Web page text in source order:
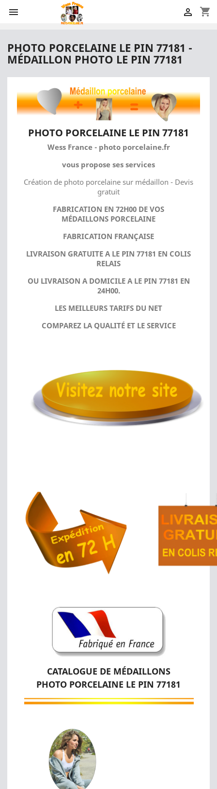
 shopping_cart

PHOTO PORCELAINE LE PIN 77181 -
MÉDAILLON PHOTO LE PIN 77181
PHOTO PORCELAINE LE PIN 77181
Wess France - photo porcelaine.fr
vous propose ses services
Création de photo porcelaine sur médaillon - Devis
gratuit
FABRICATION EN 72H00 DE VOS
MÉDAILLONS PORCELAINE
FABRICATION FRANÇAISE
LIVRAISON GRATUITE A LE PIN 77181 EN COLIS
RELAIS
OU LIVRAISON A DOMICILE A LE PIN 77181 EN
24H00.
LES MEILLEURS TARIFS DU NET
COMPAREZ LA QUALITÉ ET LE SERVICE
CATALOGUE DE MÉDAILLONS
PHOTO PORCELAINE LE PIN 77181